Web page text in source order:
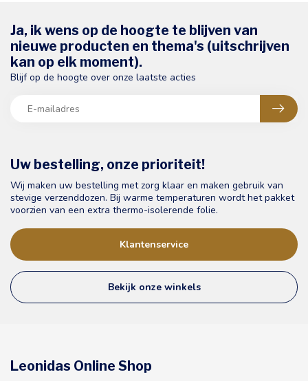
Uw bestelling, onze prioriteit!
Wij maken uw bestelling met zorg klaar en maken gebruik van
stevige verzenddozen. Bij warme temperaturen wordt het pakket
voorzien van een extra thermo-isolerende folie.
Klantenservice
Bekijk onze winkels
Ja, ik wens op de hoogte te blijven van
nieuwe producten en thema's (uitschrijven
kan op elk moment).
Blijf op de hoogte over onze laatste acties
Leonidas Online Shop